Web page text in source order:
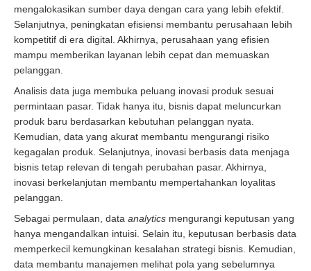
mengalokasikan sumber daya dengan cara yang lebih efektif.
Selanjutnya, peningkatan efisiensi membantu perusahaan lebih
kompetitif di era digital. Akhirnya, perusahaan yang efisien
mampu memberikan layanan lebih cepat dan memuaskan
pelanggan.
Analisis data juga membuka peluang inovasi produk sesuai
permintaan pasar. Tidak hanya itu, bisnis dapat meluncurkan
produk baru berdasarkan kebutuhan pelanggan nyata.
Kemudian, data yang akurat membantu mengurangi risiko
kegagalan produk. Selanjutnya, inovasi berbasis data menjaga
bisnis tetap relevan di tengah perubahan pasar. Akhirnya,
inovasi berkelanjutan membantu mempertahankan loyalitas
pelanggan.
Sebagai permulaan, data analytics mengurangi keputusan yang
hanya mengandalkan intuisi. Selain itu, keputusan berbasis data
memperkecil kemungkinan kesalahan strategi bisnis. Kemudian,
data membantu manajemen melihat pola yang sebelumnya